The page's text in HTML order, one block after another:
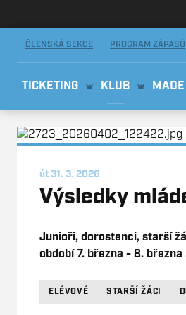
ČLENSKÁ SEKCE PROGRAM ZÁPASŮ
TICKETING KLUB
út 31. 3. 2026
Výsledky
Junioři, dorostenci, starší
období 7. března - 8.
ELÉVOVÉ STARŠÍ ŽÁCI